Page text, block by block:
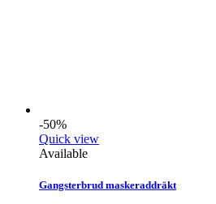
-50%
Quick view
Available
Gangsterbrud maskeraddräkt